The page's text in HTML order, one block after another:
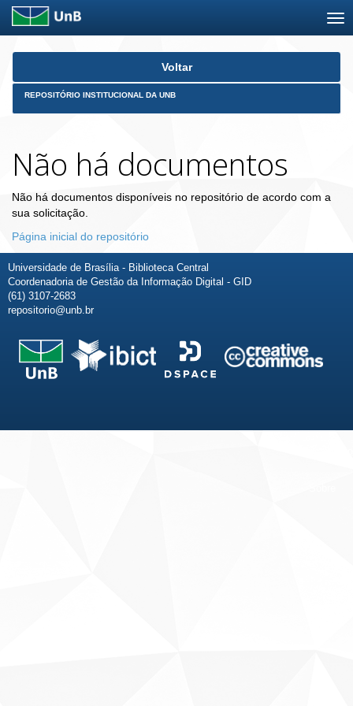
Skip
Voltar
REPOSITÓRIO INSTITUCIONAL DA UNB
Não há documentos
Não há documentos disponíveis no repositório de acordo com a
sua solicitação.
Página inicial do repositório
Universidade de Brasília - Biblioteca Central
Coordenadoria de Gestão da Informação Digital - GID
(61) 3107-2683
repositorio@unb.br